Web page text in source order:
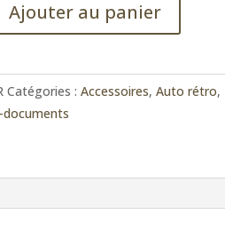
Ajouter au panier
Catégories : Accessoires, Auto rétro,